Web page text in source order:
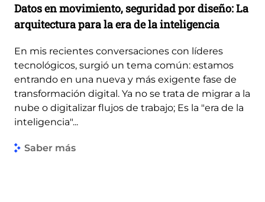
Datos en movimiento, seguridad por diseño: La
arquitectura para la era de la inteligencia
En mis recientes conversaciones con líderes
tecnológicos, surgió un tema común: estamos
entrando en una nueva y más exigente fase de
transformación digital. Ya no se trata de migrar a la
nube o digitalizar flujos de trabajo; Es la "era de la
inteligencia"...
Saber más